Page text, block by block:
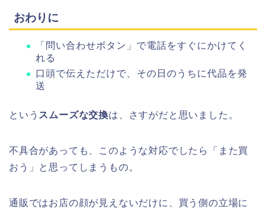
おわりに
「問い合わせボタン」で電話をすぐにかけてく
れる
口頭で伝えただけで、その日のうちに代品を発
送
という スムーズな交換は、さすがだと思いました。
不具合があっても、このような対応でしたら「また買
おう」と思ってしまうもの。
通販ではお店の顔が見えないだけに、買う側の立場に